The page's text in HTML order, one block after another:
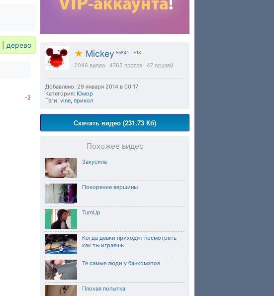
★ Mickey 55841 +18
2046 видео 4765 постов 47 друзей
Добавлено: 29 января 2014 в 00:17
Категория: Юмор
Теги: vine, прикол
Скачать видео (231.73 Кб)
Похожее видео
Закусила
Покорение вершины
TurnUp
Когда девки приходят посмотреть
как ты играешь
Те самые люди у банкоматов
Плохая попытка
дерево
-2